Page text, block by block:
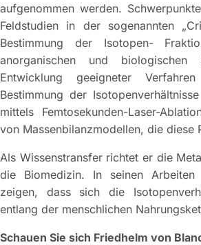
aufgenommen werden.
Feldstudien in der sogenannten
Bestimmung der Isotopen-
anorganischen und
Entwicklung geeigneter
Bestimmung der
mittels Femtosekunden-Laser-
von Massenbilanzmodellen, die diese
Als Wissenstransfer richtet er die
die Biomedizin. In seinen
zeigen, dass sich die
entlang der menschlichen
Schauen Sie sich Friedhelm von